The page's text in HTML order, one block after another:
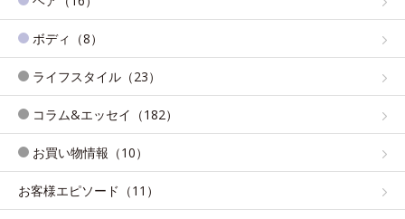
ボディ（8）
ライフスタイル（23）
コラム&エッセイ（182）
お買い物情報（10）
お客様エピソード（11）